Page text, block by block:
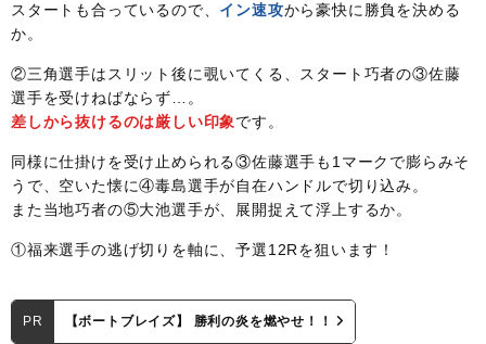
スタートも合っているので、 イン速攻から豪快に勝負を決める
か。
②三角選手はスリット後に覗いてくる、スタート巧者の③佐藤
選手を受けねばならず…。
差しから抜けるのは厳しい印象です。
同様に仕掛けを受け止められる③佐藤選手も1マークで膨らみそ
うで、空いた懐に④毒島選手が自在ハンドルで切り込み。
また当地巧者の⑤大池選手が、展開捉えて浮上するか。
①福来選手の逃げ切りを軸に、予選12Rを狙います！
PR 【ボートブレイズ】 勝利の炎を燃やせ！！